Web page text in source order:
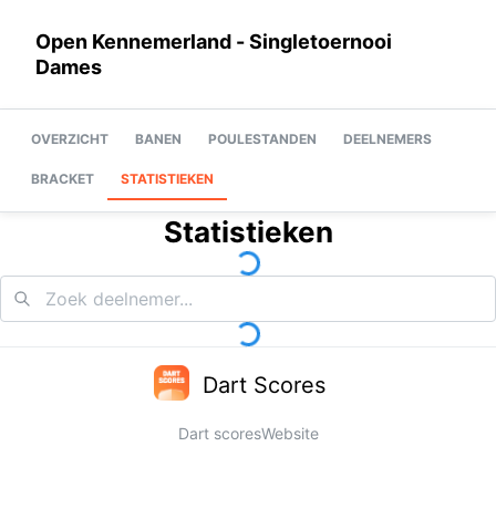
Open Kennemerland - Singletoernooi
Dames
OVERZICHT BANEN POULESTANDEN DEELNEMERS
BRACKET STATISTIEKEN
Statistieken
Dart Scores
Dart scoresWebsite